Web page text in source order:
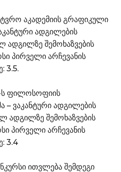
აკადემიის გრაფიკული
ადგილების
ადგილზე შემოხაზვების
პირველი არჩევანის
3.5.
ს ფილოსოფიის
– ვაკანტური ადგილების
ადგილზე შემოხაზვების
პირველი არჩევანის
3.4
ითვლება შემდეგი